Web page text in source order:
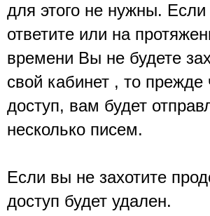
для этого не нужны.
ответите или на
времени Вы не будете
свой кабинет , то прежде
доступ, вам будет
несколько писем.
Если вы не захотите
доступ будет удален.